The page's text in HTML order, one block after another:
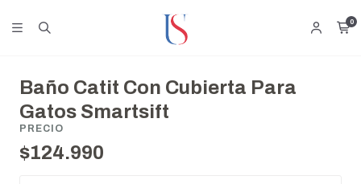
0
Baño Catit Con Cubierta Para
Gatos Smartsift
PRECIO
$124.990